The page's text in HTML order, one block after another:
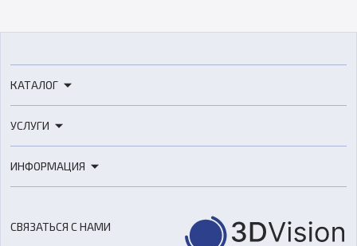
КАТАЛОГ
3D-сканеры
Расходные материалы
Оборудование и материалы для вакуумного литья
Аксессуары и прочее оборудование
УСЛУГИ
3D-моделирование
ИНФОРМАЦИЯ
СВЯЗАТЬСЯ С НАМИ